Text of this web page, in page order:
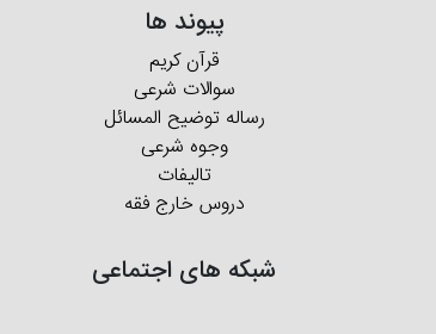
پیوند ها
قرآن کریم
سوالات شرعی
رساله توضیح المسائل
وجوه شرعی
تالیفات
دروس خارج فقه
شبکه های اجتماعی